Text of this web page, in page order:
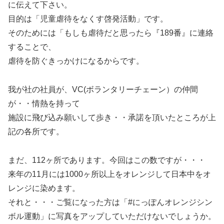
に伝えて下さい。
目的は「児童虐待をなくす啓発活動」です。
そのためには「もしも虐待だと思ったら『189番』に連絡
することで、
虐待を防ぐきっかけになるからです。
我が社の社員が、VC(ボランタリーチェーン）の仲間
が・・情熱を持って
施設に飛び込み願いして歩き・・承諾を頂いたところが上
記の各所です。
まだ、112ヶ所であります。今回はこの数ですが・・・
来年の11月には1000ヶ所以上をオレンジして日本中をオ
レンジに染めます。
それと・・・ご覧になった方は「#にっぽんオレンジシン
ボル運動」に写真をアップしていただけないでしょうか。